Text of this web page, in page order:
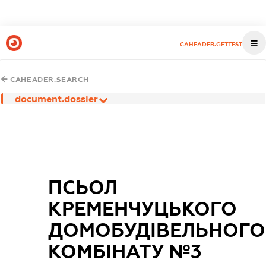
CAHEADER.GETTEST
CAHEADER.SEARCH
document.dossier
ПСЬОЛ
КРЕМЕНЧУЦЬКОГО
ДОМОБУДІВЕЛЬНОГО
КОМБІНАТУ №3